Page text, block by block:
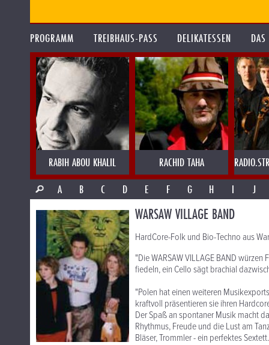
PROGRAMM TREIBHAUS-PASS DELIKATESSEN
RABIH ABOU KHALIL RACHID TAHA
A
B C D E F G H I J
WARSAW VILLAGE BAND
HardCore-Folk und Bio-Techno aus
"Die WARSAW VILLAGE BAND
fiedeln, ein Cello sägt brachial
"Polen hat einen weiteren
kraftvoll präsentieren sie ihren
Der Spaß an spontaner Musik macht
Rhythmus, Freude und die Lust am
Bläser, Trommler - ein perfektes